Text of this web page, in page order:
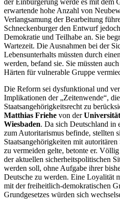
erwartende hohe Anzahl von
Verlangsamung der Bearbeitung
Schneckenburger den Entwurf
Demokratie und Teilhabe an. Sie
Wartezeit. Die Ausnahmen bei der
Lebensunterhalts müssten durch
werden, befand sie. Sie müssten
Härten für vulnerable Gruppe
Die Reform sei dysfunktional und
Implikationen der „Zeitenwende“,
Staatsangehörigkeitsrecht zu
Matthias Friehe von der
Wiesbaden. Da sich Deutschland in
zum Autoritarismus befinde, stellten
Staatsangehörigkeiten mit autoritären
zu vermeiden gelte, betonte er.
der aktuellen sicherheitspolitischen
werden soll, ohne Aufgabe ihrer
Deutsche zu werden. Eine Loyalität
mit der freiheitlich-demokratischen
Grundgesetzes würden sich